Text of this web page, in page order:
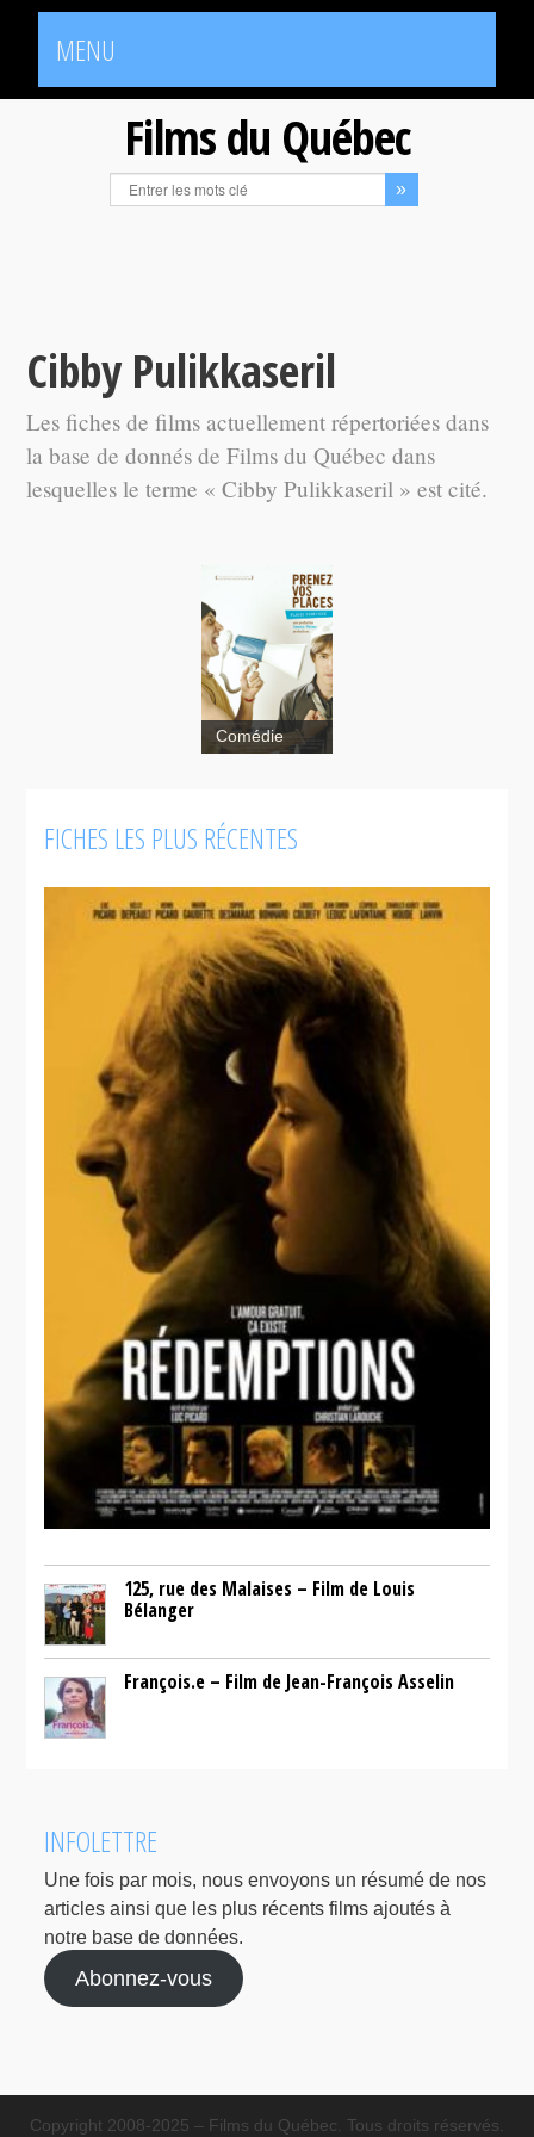
MENU
Films du Québec
Cibby Pulikkaseril
Les fiches de films actuellement répertoriées dans
la base de donnés de Films du Québec dans
lesquelles le terme « Cibby Pulikkaseril » est cité.
Comédie
FICHES LES PLUS RÉCENTES
125, rue des Malaises – Film de Louis
Bélanger
François.e – Film de Jean-François Asselin
INFOLETTRE
Une fois par mois, nous envoyons un résumé de nos
articles ainsi que les plus récents films ajoutés à
notre base de données.
Abonnez-vous
Copyright 2008-2025 – Films du Québec. Tous droits réservés.